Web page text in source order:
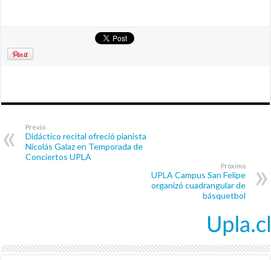
Previo
Didáctico recital ofreció pianista
Nicolás Galaz en Temporada de
Conciertos UPLA
Próximo
UPLA Campus San Felipe
organizó cuadrangular de
básquetbol